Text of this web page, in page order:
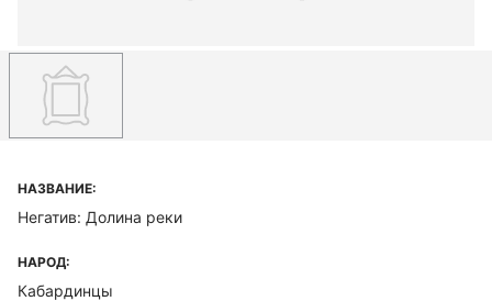
НАЗВАНИЕ:
Негатив: Долина реки
НАРОД:
Кабардинцы